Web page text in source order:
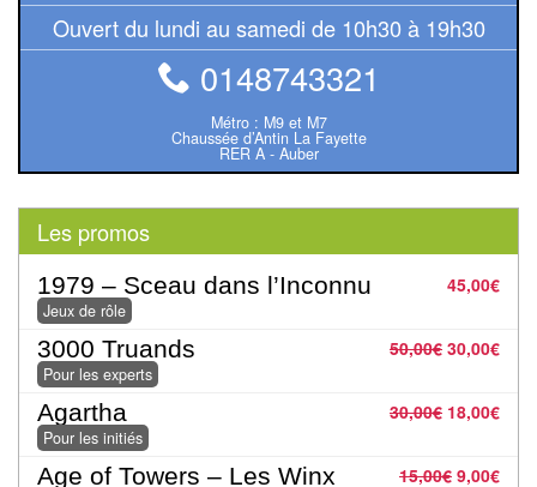
enfants
les
initiés
Pour
les
experts
En
solitaire
Ouvert du lundi au samedi de 10h30 à 19h30
0148743321
Métro : M9 et M7
Chaussée d’Antin La Fayette
RER A - Auber
Les promos
45,00€
1979 – Sceau dans l’Inconnu
Jeux de rôle
50,00€ 30,00€
3000 Truands
Pour les experts
30,00€ 18,00€
Agartha
Pour les initiés
15,00€ 9,00€
Age of Towers – Les Winx